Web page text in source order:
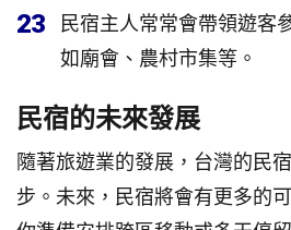
23
民宿主人常常會帶領遊客
如廟會、農村市集等。
民宿的未來發展
隨著旅遊業的發展，台灣的民
步。未來，民宿將會有更多的